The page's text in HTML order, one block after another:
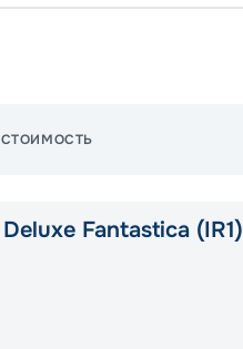
СТОИМОСТЬ
Fantastica (IR1)